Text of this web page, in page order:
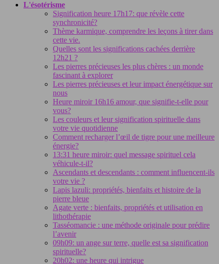
L'ésotérisme
Signification heure 17h17: que révèle cette
synchronicité?
Thème karmique, comprendre les leçons à tirer dans
cette vie.
Quelles sont les significations cachées derrière
12h21 ?
Les pierres précieuses les plus chères : un monde
fascinant à explorer
Les pierres précieuses et leur impact énergétique sur
nous
Heure miroir 16h16 amour, que signifie-t-elle pour
vous?
Les couleurs et leur signification spirituelle dans
votre vie quotidienne
Comment recharger l’œil de tigre pour une meilleure
énergie?
13:31 heure miroir: quel message spirituel cela
véhicule-t-il?
Ascendants et descendants : comment influencent-ils
votre vie ?
Lapis lazuli: propriétés, bienfaits et histoire de la
pierre bleue
Agate verte : bienfaits, propriétés et utilisation en
lithothérapie
Tasséomancie : une méthode originale pour prédire
l’avenir
09h09: un ange sur terre, quelle est sa signification
spirituelle?
20h02: une heure qui intrigue